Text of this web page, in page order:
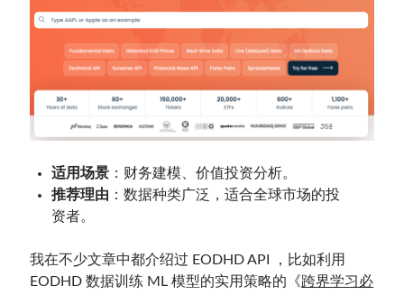
适用场景 ：财务建模、价值投资分析。
推荐理由 ：数据种类广泛，适合全球市场的投
资者。
我在不少文章中都介绍过 EODHD API ，比如利用
EODHD 数据训练 ML 模型的实用策略的《跨界学习必